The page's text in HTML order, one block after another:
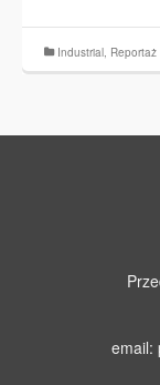
Industrial, Reportaż
email: